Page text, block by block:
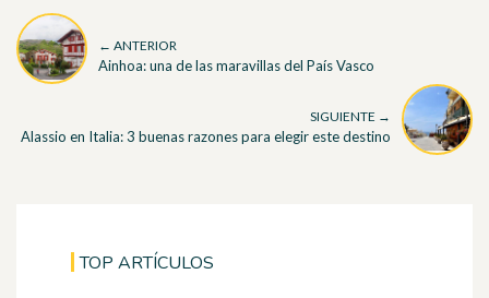
← ANTERIOR
Ainhoa: una de las maravillas del País Vasco
SIGUIENTE →
Alassio en Italia: 3 buenas razones para elegir este destino
TOP ARTÍCULOS